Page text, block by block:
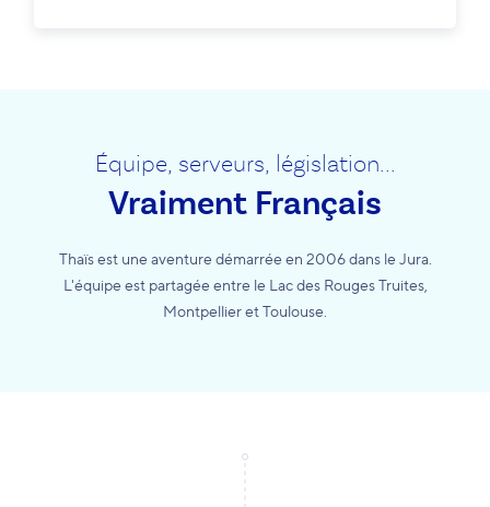
Équipe, serveurs, législation...
Vraiment Français
Thaïs est une aventure démarrée en 2006 dans le Jura.
L'équipe est partagée entre le Lac des Rouges Truites,
Montpellier et Toulouse.